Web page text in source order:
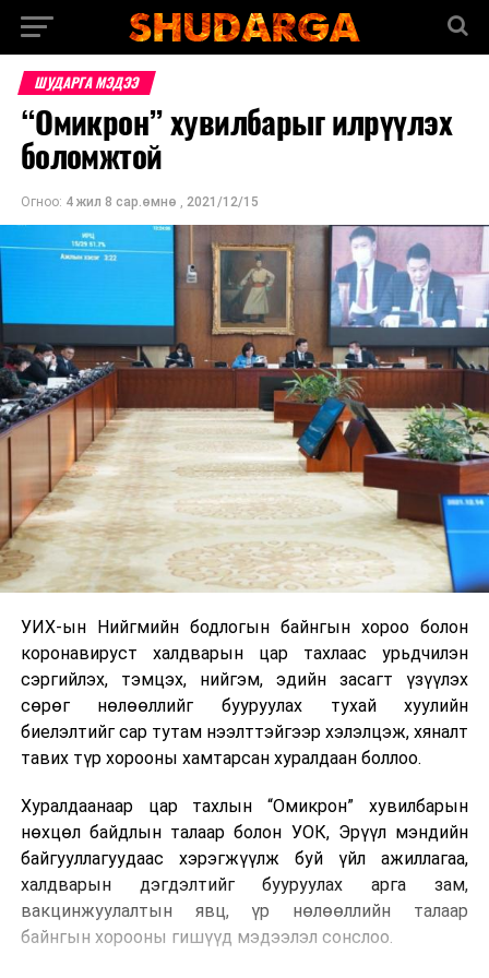
ШУДАРГА МЭДЭЭ
“Омикрон” хувилбарыг илрүүлэх
боломжтой
Огноо: 4 жил 8 сар.өмнө , 2021/12/15
УИХ-ын Нийгмийн бодлогын байнгын хороо болон
коронавируст халдварын цар тахлаас урьдчилэн
сэргийлэх, тэмцэх, нийгэм, эдийн засагт үзүүлэх
сөрөг нөлөөллийг бууруулах тухай хуулийн
биелэлтийг сар тутам нээлттэйгээр хэлэлцэж, хяналт
тавих түр хорооны хамтарсан хуралдаан боллоо.
Хуралдаанаар цар тахлын “Омикрон” хувилбарын
нөхцөл байдлын талаар болон УОК, Эрүүл мэндийн
байгууллагуудаас хэрэгжүүлж буй үйл ажиллагаа,
халдварын дэгдэлтийг бууруулах арга зам,
вакцинжуулалтын явц, үр нөлөөллийн талаар
байнгын хорооны гишүүд мэдээлэл сонслоо.